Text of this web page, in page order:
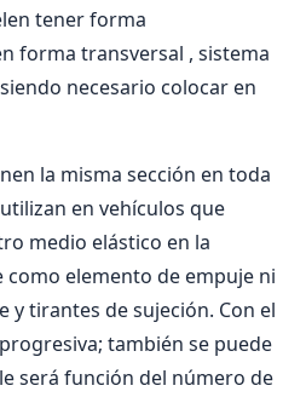
tener forma
forma transversal , sistema
necesario colocar en
la misma sección en toda
en vehí­culos que
medio elástico en la
elemento de empuje ni
y tirantes de sujeción. Con el
también se puede
será función del número de